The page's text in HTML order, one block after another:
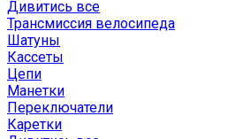
Дивитись все
Трансмиссия велосипеда
Шатуны
Кассеты
Цепи
Манетки
Переключатели
Каретки